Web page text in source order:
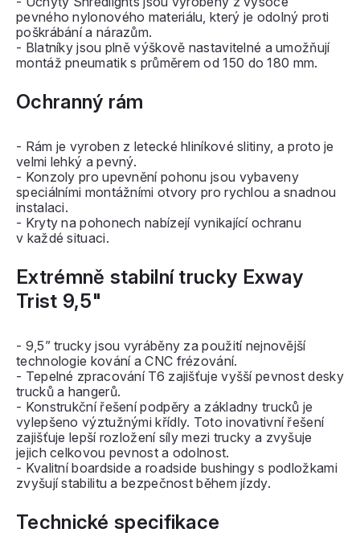
pevného nylonového materiálu, který je odolný proti
poškrábání a nárazům.
- Blatníky jsou plně výškově nastavitelné a umožňují
montáž pneumatik s průměrem od 150 do 180 mm.
Ochranný rám
- Rám je vyroben z letecké hliníkové slitiny, a proto je
velmi lehký a pevný.
- Konzoly pro upevnění pohonu jsou vybaveny
speciálními montážními otvory pro rychlou a snadnou
instalaci.
- Kryty na pohonech nabízejí vynikající ochranu
v každé situaci.
Extrémně stabilní trucky Exway
Trist 9,5"
- 9,5” trucky jsou vyráběny za použití nejnovější
technologie kování a CNC frézování.
- Tepelné zpracování T6 zajišťuje vyšší pevnost desky
trucků a hangerů.
- Konstrukční řešení podpěry a základny trucků je
vylepšeno výztužnými křídly. Toto inovativní řešení
zajišťuje lepší rozložení síly mezi trucky a zvyšuje
jejich celkovou pevnost a odolnost.
- Kvalitní boardside a roadside bushingy s podložkami
zvyšují stabilitu a bezpečnost během jízdy.
Technické specifikace